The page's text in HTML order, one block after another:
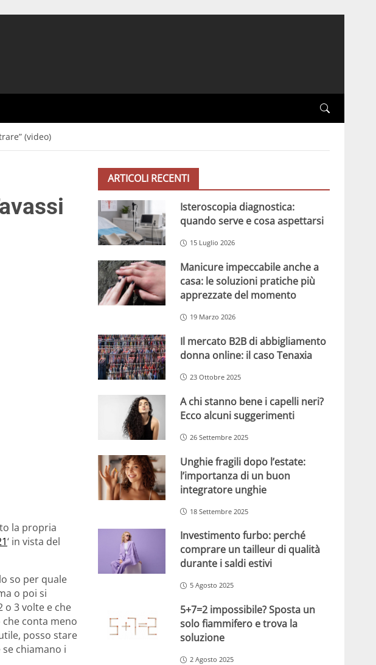
(video)
la propria
‘ in vista del
so per quale
o poi si
o 3 volte e che
conta meno
posso stare
chiamano i
ARTICOLI RECENTI
Isteroscopia diagnostica:
quando serve e cosa aspettarsi
15 Luglio 2026
Manicure impeccabile anche a
casa: le soluzioni pratiche più
apprezzate del momento
19 Marzo 2026
Il mercato B2B di abbigliamento
donna online: il caso Tenaxia
23 Ottobre 2025
A chi stanno bene i capelli neri?
Ecco alcuni suggerimenti
26 Settembre 2025
Unghie fragili dopo l’estate:
l’importanza di un buon
integratore unghie
18 Settembre 2025
Investimento furbo: perché
comprare un tailleur di qualità
durante i saldi estivi
5 Agosto 2025
5+7=2 impossibile? Sposta un
solo fiammifero e trova la
soluzione
2 Agosto 2025